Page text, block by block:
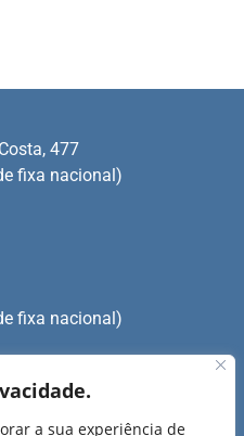
a sua experiência de
fixa nacional)
477
fixa nacional)